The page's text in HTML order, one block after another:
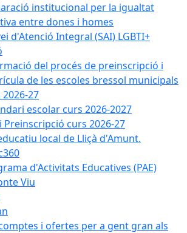
institucional per la igualtat
entre dones i homes
d'Atenció Integral (SAI) LGBTI+
del procés de preinscripció i
de les escoles bressol municipals
27
escolar curs 2026-2027
i Preinscripció curs 2026-27
local de Lliçà d'Amunt.
d'Activitats Educatives (PAE)
Viu
i ofertes per a gent gran als